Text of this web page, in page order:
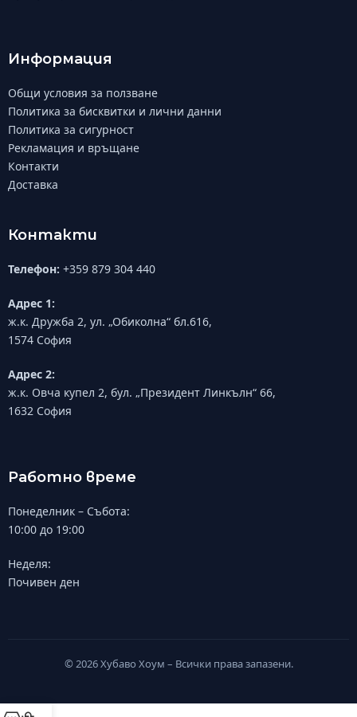
Информация
Общи условия за ползване
Политика за бисквитки и лични данни
Политика за сигурност
Рекламация и връщане
Контакти
Доставка
Контакти
Телефон: +359 879 304 440
Адрес 1:
ж.к. Дружба 2, ул. „Обиколна“ бл.616,
1574 София
Адрес 2:
ж.к. Овча купел 2, бул. „Президент Линкълн“ 66,
1632 София
Работно време
Понеделник – Събота:
10:00 до 19:00
Неделя:
Почивен ден
© 2026 Хубаво Хоум – Всички права запазени.